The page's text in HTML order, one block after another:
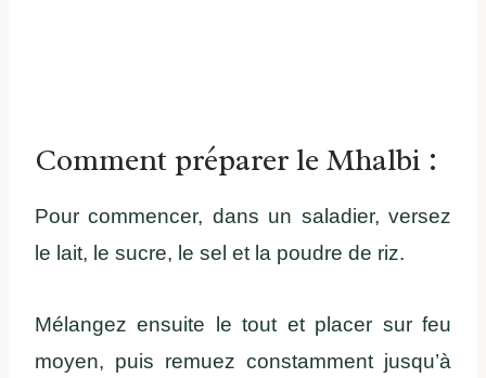
Comment préparer le Mhalbi :
Pour commencer, dans un saladier, versez
le lait, le sucre, le sel et la poudre de riz.
Mélangez ensuite le tout et placer sur feu
moyen, puis remuez constamment jusqu’à